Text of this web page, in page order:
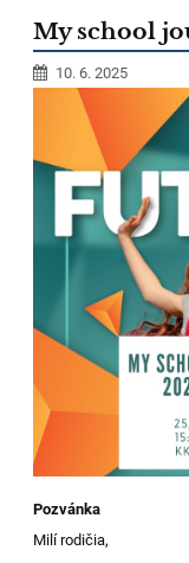
My school
10. 6. 2025
Pozvánka
Milí rodičia,